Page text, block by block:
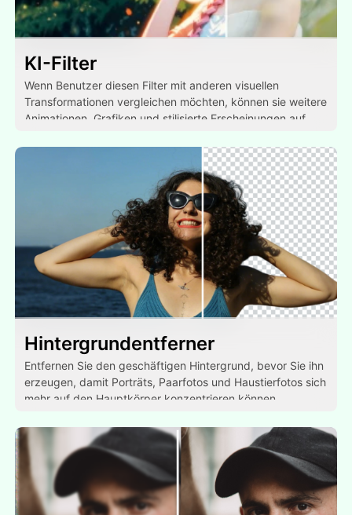
KI-Filter
Wenn Benutzer diesen Filter mit anderen visuellen
Transformationen vergleichen möchten, können sie weitere
Animationen, Grafiken und stilisierte Erscheinungen auf
Hintergrundentferner
Entfernen Sie den geschäftigen Hintergrund, bevor Sie ihn
erzeugen, damit Porträts, Paarfotos und Haustierfotos sich
mehr auf den Hauptkörper konzentrieren können.